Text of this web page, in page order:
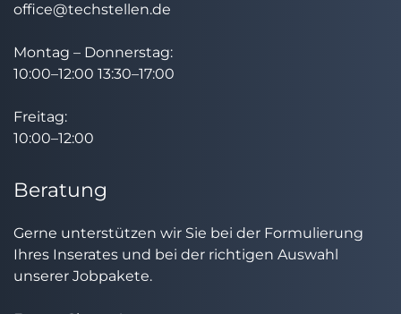
office@techstellen.de
Montag – Donnerstag:
10:00–12:00 13:30–17:00
Freitag:
10:00–12:00
Beratung
Gerne unterstützen wir Sie bei der Formulierung
Ihres Inserates und bei der richtigen Auswahl
unserer Jobpakete.